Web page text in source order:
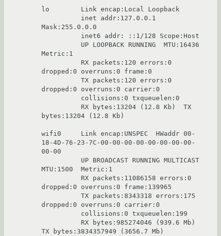
lo        Link encap:Local Loopback
Mask:255.0.0.0
Metric:1
dropped:0 overruns:0 frame:0
dropped:0 overruns:0 carrier:0
bytes:13204 (12.8 Kb)
wifi0     Link encap:UNSPEC  HWaddr 00-
18-4D-76-23-7C-00-00-00-00-00-00-00-00-
00-00
MTU:1500  Metric:1
dropped:0 overruns:0 frame:139965
dropped:0 overruns:0 carrier:0
TX bytes:3834357949 (3656.7 Mb)